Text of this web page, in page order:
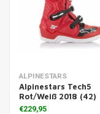
ALPINESTARS
Alpinestars Tech5
Rot/Weiß 2018 (42)
€229,95